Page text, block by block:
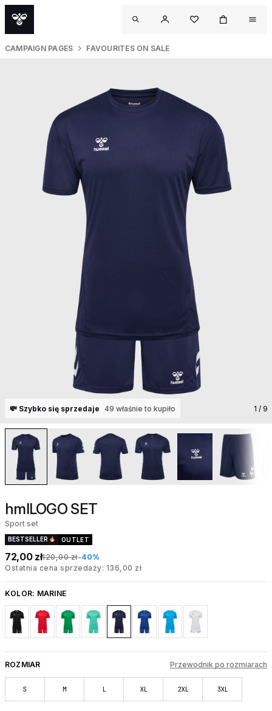
CAMPAIGN PAGES FAVOURITES ON SALE
💸 Szybko się sprzedaje 49 właśnie to kupiło 1 / 9
hmlLOGO SET
Sport set
BESTSELLER OUTLET
72,00 zł120,00 zł-40%
Ostatnia cena sprzedaży: 136,00 zł
KOLOR: MARINE
ROZMIAR Przewodnik po rozmiarach
S M L XL 2XL 3XL